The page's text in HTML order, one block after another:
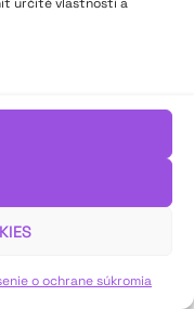
o ochrane súkromia